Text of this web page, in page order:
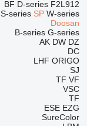
BF D-series F2L912
S-series SP W-series
Doosan
B-series G-series
AK DW DZ
DC
LHF ORIGO
SJ
TF VF
VSC
TF
ESE EZG
SureColor